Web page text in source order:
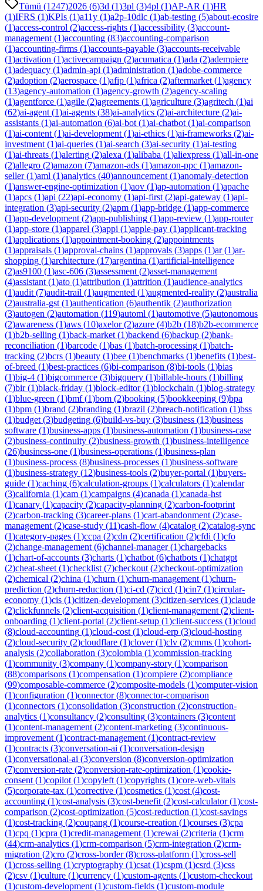
Tümü (1247)2026 (6)3d (1)3pl (3)4pl (1)AP-AR (1)HR
(1)IFRS (1)KPIs (1)a11y (1)a2p-10dlc (1)ab-testing (5)about-ecosire
(1)access-control (2)access-rights (1)accessibility (3)account-
management (1)accounting (83)accounting-comparison
(1)accounting-firms (1)accounts-payable (3)accounts-receivable
(1)activation (1)activecampaign (2)acumatica (1)ada (2)adempiere
(1)adequacy (1)admin-api (1)administration (1)adobe-commerce
(2)adoption (2)aerospace (1)afip (1)africa (2)aftermarket (1)agency
(13)agency-automation (1)agency-growth (2)agency-scaling
(1)agentforce (1)agile (2)agreements (1)agriculture (3)agritech (1)ai
(62)ai-agent (1)ai-agents (38)ai-analytics (2)ai-architecture (2)ai-
assistants (1)ai-automation (6)ai-bot (1)ai-chatbot (1)ai-comparison
(1)ai-content (1)ai-development (1)ai-ethics (1)ai-frameworks (2)ai-
investment (1)ai-queries (1)ai-search (3)ai-security (1)ai-testing
(1)ai-threats (1)alerting (2)alexa (1)alibaba (1)aliexpress (1)all-in-one
(2)allegro (2)amazon (7)amazon-ads (1)amazon-ppc (1)amazon-
seller(1)aml (1)analytics (40)announcement (1)anomaly-detection
(1)answer-engine-optimization (1)aov (1)ap-automation (1)apache
(1)apcs (1)api (22)api-economy (1)api-first (2)api-gateway (1)api-
integration (3)api-security (2)apm (1)app-bridge (1)app-commerce
(1)app-development (2)app-publishing (1)app-review (1)app-router
(1)app-store (1)apparel (3)appi (1)apple-pay (1)applicant-tracking
(1)applications (1)appointment-booking (2)appointments
(1)appraisals (1)approval-chains (1)approvals (3)apps (1)ar(1)ar-
shopping (1)architecture (17)argentina (1)artificial-intelligence
(2)as9100 (1)asc-606 (3)assessment (2)asset-management
(4)assistant (1)ato (1)attribution (1)attrition (1)audience-analytics
(1)audit (7)audit-trail (1)augmented (1)augmented-reality (2)australia
(2)australia-gst (1)authentication (6)authentik (2)authorization
(3)autogen (2)automation (119)automl (1)automotive (5)autonomous
(2)awareness (1)aws (10)axelor(2)azure (4)b2b (18)b2b-ecommerce
(1)b2b-selling (1)back-market (1)backend (6)backup (2)bank-
reconciliation (1)barcode (1)bas (1)batch-processing (1)batch-
tracking (2)bcrs (1)beauty (1)bee (1)benchmarks (1)benefits (1)best-
of-breed (1)best-practices (6)bi-comparison (8)bi-tools (1)bias
(1)big-4 (1)bigcommerce (3)bigquery (1)billable-hours (1)billing
(7)bir(1)black-friday (1)block-editor(1)blockchain (1)blog-strategy
(1)blue-green (1)bmf(1)bom (2)booking (5)bookkeeping (9)bpa
(1)bpm (1)brand (2)branding (1)brazil (2)breach-notification (1)bss
(1)budget (3)budgeting (6)build-vs-buy (3)business (13)business
software (1)business-apps (1)business-automation (1)business-case
(2)business-continuity (2)business-growth (1)business-intelligence
(26)business-one (1)business-operations (1)business-plan
(1)business-process (8)business-processes (1)business-software
(1)business-strategy (12)business-tools (2)buyer-portal (1)buyers-
guide (1)caching (6)calculation-groups (1)calculators (1)calendar
(3)california (1)cam (1)campaigns (4)canada (1)canada-hst
(1)canary (1)capacity (2)capacity-planning (2)carbon-footprint
(2)carbon-tracking (3)career-plans (1)cart-abandonment (2)case-
management (2)case-study (11)cash-flow (4)catalog (2)catalog-sync
(1)category-pages (1)ccpa (2)cdn (2)certification (2)cfdi (1)cfo
(2)change-management (6)channel-manager(1)chargebacks
(1)chart-of-accounts (3)charts (1)chatbot (6)chatbots (1)chatgpt
(2)cheat-sheet (1)checklist (7)checkout (2)checkout-optimization
(2)chemical (2)china (1)churn (1)churn-management (1)churn-
prediction (2)churn-reduction (1)ci-cd (7)cicd (1)cin7 (1)circular-
economy (1)cis (1)citizen-development (3)citizen-services (1)claude
(2)clickfunnels (2)client-acquisition (1)client-management (2)client-
onboarding (1)client-portal (2)client-setup (1)client-success (1)cloud
(8)cloud-accounting (1)cloud-cost (1)cloud-erp (3)cloud-hosting
(2)cloud-security (2)cloudflare (1)clover(1)clv (2)cmms (1)cohort-
analysis (2)collaboration (3)colombia (1)commission-tracking
(1)community (3)company (1)company-story (1)comparison
(88)comparisons (1)compensation (1)compiere (2)compliance
(99)composable-commerce (2)composite-models (1)computer-vision
(1)configuration (1)connector(8)connector-comparison
(1)connectors (1)consolidation (3)construction (2)construction-
analytics (1)consultancy (2)consulting (3)containers (3)content
(1)content-management (2)content-marketing (3)continuous-
improvement (1)contract-management (1)contract-review
(1)contracts (3)conversation-ai (1)conversation-design
(1)conversational-ai (3)conversion (8)conversion-optimization
(7)conversion-rate (2)conversion-rate-optimization (1)cookie-
consent (1)copilot (1)copyleft (1)copyrights (1)core-web-vitals
(5)corporate-tax (1)corrective (1)cosmetics (1)cost (4)cost-
accounting (1)cost-analysis (3)cost-benefit (2)cost-calculator(1)cost-
comparison (2)cost-optimization (5)cost-reduction (1)cost-savings
(1)cost-tracking (2)coupang (1)course-creation (1)courses (3)cpa
(1)cpq (1)cpra (1)credit-management (1)crewai (2)criteria (1)crm
(44)crm-analytics (1)crm-comparison (5)crm-integration (2)crm-
migration (2)cro (2)cross-border(8)cross-platform (1)cross-sell
(1)cross-selling (1)cryptography (1)csat (1)cspm (1)csrd (3)css
(2)csv (1)culture (1)currency (1)custom-agents (1)custom-checkout
(1)custom-development (1)custom-fields (1)custom-module